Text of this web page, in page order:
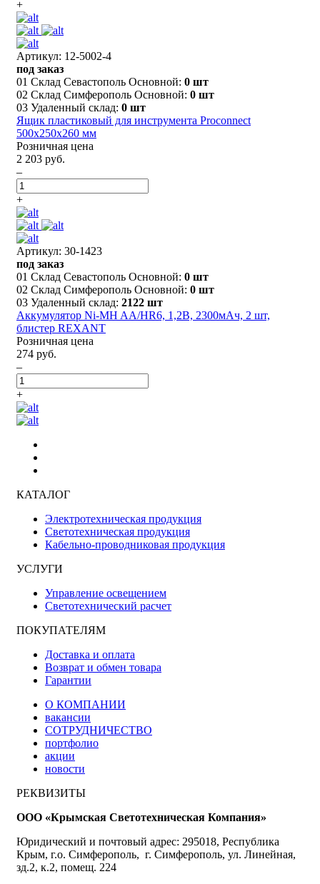
+
Артикул: 12-5002-4
под заказ
01 Склад Севастополь Основной: 0 шт
02 Склад Симферополь Основной: 0 шт
03 Удаленный склад: 0 шт
Ящик пластиковый для инструмента Proconnect
500х250х260 мм
Розничная цена
2 203 руб.
–
+
Артикул: 30-1423
под заказ
01 Склад Севастополь Основной: 0 шт
02 Склад Симферополь Основной: 0 шт
03 Удаленный склад: 2122 шт
Аккумулятор Ni-MH AA/HR6, 1,2В, 2300мАч, 2 шт,
блистер REXANT
Розничная цена
274 руб.
–
+
КАТАЛОГ
Электротехническая продукция
Светотехническая продукция
Кабельно-проводниковая продукция
УСЛУГИ
Управление освещением
Светотехнический расчет
ПОКУПАТЕЛЯМ
Доставка и оплата
Возврат и обмен товара
Гарантии
О КОМПАНИИ
вакансии
СОТРУДНИЧЕСТВО
портфолио
акции
новости
РЕКВИЗИТЫ
ООО «Крымская Светотехническая Компания»
Юридический и почтовый адрес: 295018, Республика
Крым, г.о. Симферополь, г. Симферополь, ул. Линейная,
зд.2, к.2, помещ. 224